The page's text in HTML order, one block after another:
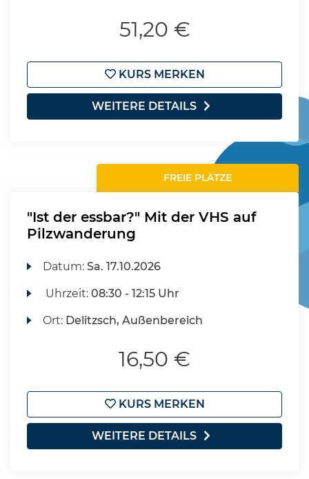
51,20 €
KURS MERKEN
WEITERE DETAILS
FREIE PLÄTZE
"Ist der essbar?" Mit der VHS auf
Pilzwanderung
Datum:Sa. 17.10.2026
Uhrzeit:08:30 - 12:15 Uhr
Ort: Delitzsch, Außenbereich
16,50 €
KURS MERKEN
WEITERE DETAILS